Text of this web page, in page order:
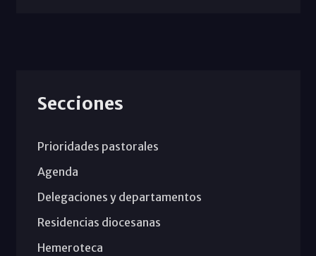
Secciones
Prioridades pastorales
Agenda
Delegaciones y departamentos
Residencias diocesanas
Hemeroteca